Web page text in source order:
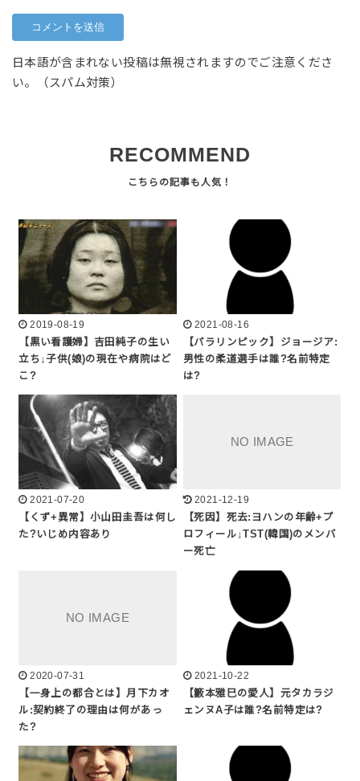
日本語が含まれない投稿は無視されますのでご注意くださ
い。（スパム対策）
RECOMMEND
2019-08-19
【黒い看護婦】吉田純子の生い
立ち↓子供(娘)の現在や病院はど
こ?
2021-08-16
【パラリンピック】ジョージア:
男性の柔道選手は誰?名前特定
は?
2021-07-20
【くず+異常】小山田圭吾は何し
た?いじめ内容あり
2021-12-19
【死因】死去:ヨハンの年齢+プ
ロフィール↓TST(韓国)のメンバ
ー死亡
2020-07-31
【一身上の都合とは】月下カオ
ル:契約終了の理由は何があっ
た?
2021-10-22
【籔本雅巳の愛人】元タカラジ
ェンヌA子は誰?名前特定は?